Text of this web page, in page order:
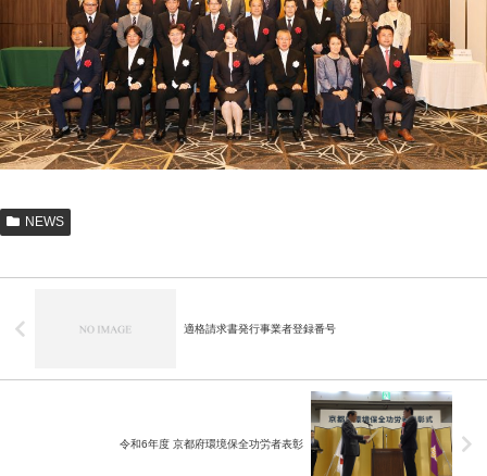
NEWS
適格請求書発行事業者登録番号
令和6年度 京都府環境保全功労者表彰